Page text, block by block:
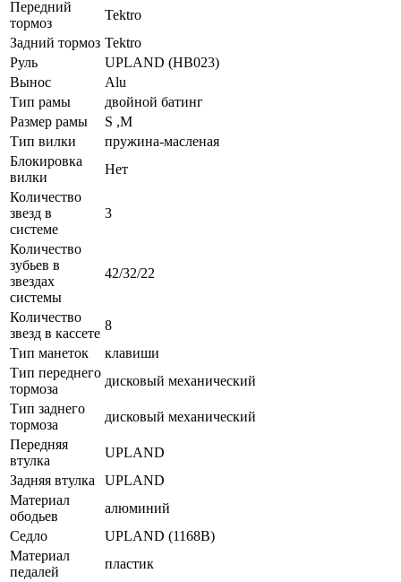
Передний
тормоз
Tektro
Задний тормоз Tektro
Руль
UPLAND (HB023)
Вынос
Alu
Тип рамы
двойной батинг
Размер рамы
S ,M
Тип вилки
пружина-масленая
Блокировка
вилки
Нет
Количество
звезд в
системе
3
Количество
зубьев в
звездах
системы
42/32/22
Количество
звезд в кассете
8
Тип манеток
клавиши
Тип переднего
тормоза
дисковый механический
Тип заднего
тормоза
дисковый механический
Передняя
втулка
UPLAND
Задняя втулка
UPLAND
Материал
ободьев
алюминий
Седло
UPLAND (1168B)
Материал
педалей
пластик